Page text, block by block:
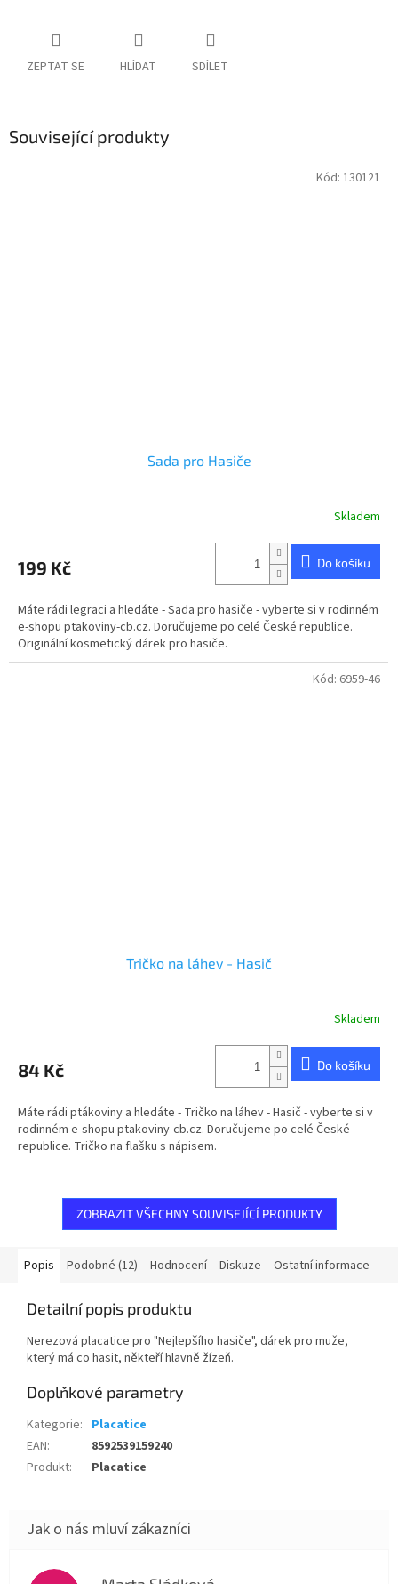
ZEPTAT SE HLÍDAT SDÍLET
Související produkty
Sada pro Hasiče
Skladem
199 Kč Do košíku
Máte rádi legraci a hledáte - Sada pro hasiče - vyberte si v rodinném
e-shopu ptakoviny-cb.cz. Doručujeme po celé České republice.
Originální kosmetický dárek pro hasiče.
Kód: 130121
Tričko na láhev - Hasič
Skladem
84 Kč Do košíku
Máte rádi ptákoviny a hledáte - Tričko na láhev - Hasič - vyberte si v
rodinném e-shopu ptakoviny-cb.cz. Doručujeme po celé České
republice. Tričko na flašku s nápisem.
Kód: 6959-46
ZOBRAZIT VŠECHNY SOUVISEJÍCÍ PRODUKTY
Popis Podobné (12) Hodnocení Diskuze Ostatní informace
Detailní popis produktu
Nerezová placatice pro "Nejlepšího hasiče", dárek pro muže,
který má co hasit, někteří hlavně žízeň.
Doplňkové parametry
Kategorie: Placatice
EAN:
8592539159240
Produkt: Placatice